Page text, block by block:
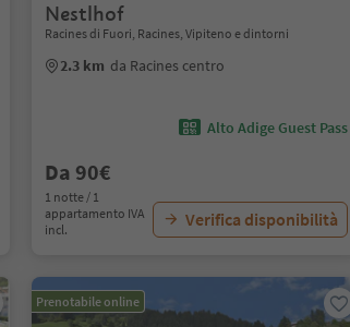
Nestlhof
Racines di Fuori, Racines, Vipiteno e dintorni
2.3 km da Racines centro
Alto Adige Guest Pass
Da 90€
1 notte / 1
appartamento IVA
incl.
Verifica disponibilità
Prenotabile online